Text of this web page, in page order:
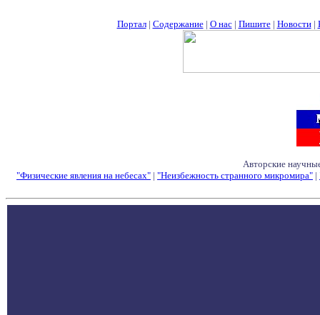
Портал| Содержание| О нас| Пишите| Новости|
Авторские
"Физические явления на небесах" | "Неизбежность странного микромира" |